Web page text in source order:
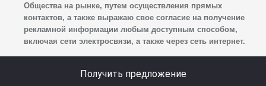
и адрес электронной почты), адреса, сведений
о впечатлениях, интересах, предпочтениях
к автомобилю(-ям) и товарам/услугам, IP-адреса,
сайта, уникального идентификатора посетителя сайта,
Общества на рынке, путем осуществления прямых
контактов, а также выражаю свое согласие на получение
рекламной информации любым доступным способом,
включая сети электросвязи, а также через сеть интернет.
Получить предложение